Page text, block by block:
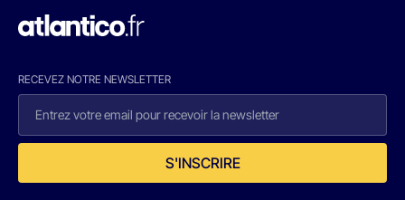
RECEVEZ NOTRE NEWSLETTER
S'INSCRIRE